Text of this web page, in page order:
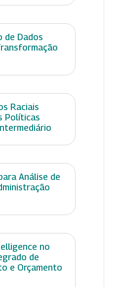
de Dados
Raciais
Políticas
Análise de
no
de
e Orçamento